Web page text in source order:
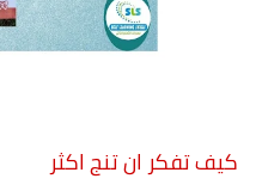
كيف تفكر ان تنج اكثر